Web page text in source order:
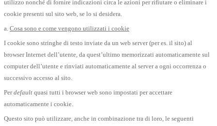
utilizzo nonché di fornire indicazioni circa le azioni per rifiutare o eliminare i
cookie presenti sul sito web, se lo si desidera.
a. Cosa sono e come vengono utilizzati i cookie
I cookie sono stringhe di testo inviate da un web server (per es. il sito) al
browser Internet dell’utente, da quest’ultimo memorizzati automaticamente sul
computer dell’utente e rinviati automaticamente al server a ogni occorrenza o
successivo accesso al sito.
Perdefault quasi tutti i browser web sono impostati per accettare
automaticamente i cookie.
Questo sito può utilizzare, anche in combinazione tra di loro, le seguenti